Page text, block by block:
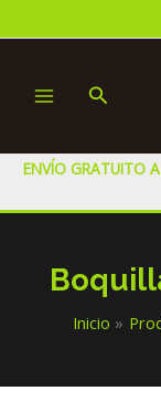
al
MENU
Buscar
ENVÍO GRATUITO
Inicio